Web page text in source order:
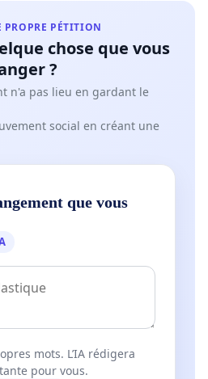
PROPRE PÉTITION
chose que vous
?
n'a pas lieu en gardant le
social en créant une
que vous
mots. L’IA rédigera
pour vous.